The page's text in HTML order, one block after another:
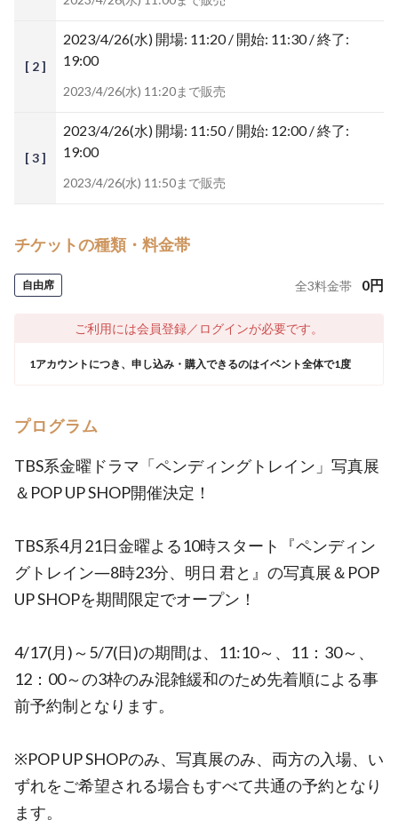
[ 2 ]
2023/4/26(水) 開場: 11:20 / 開始: 11:30 / 終了:
19:00
2023/4/26(水) 11:20まで販売
[ 3 ]
2023/4/26(水) 開場: 11:50 / 開始: 12:00 / 終了:
19:00
2023/4/26(水) 11:50まで販売
チケットの種類・料金帯
自由席 全3料金帯 0円
ご利用には会員登録／ログインが必要です。
1アカウントにつき、申し込み・購入できるのはイベント全体で1度
プログラム
TBS系金曜ドラマ「ペンディングトレイン」写真展
＆POP UP SHOP開催決定！
TBS系4月21日金曜よる10時スタート『ペンディン
グトレイン―8時23分、明日 君と』の写真展＆POP
UP SHOPを期間限定でオープン！
4/17(月)～5/7(日)の期間は、11:10～、11：30～、
12：00～の3枠のみ混雑緩和のため先着順による事
前予約制となります。
※POP UP SHOPのみ、写真展のみ、両方の入場、い
ずれをご希望される場合もすべて共通の予約となり
ます。